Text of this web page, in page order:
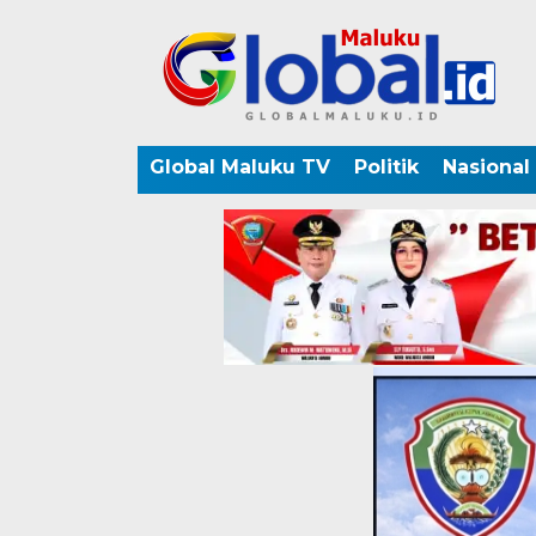
Global Maluku TV Politik Nasional